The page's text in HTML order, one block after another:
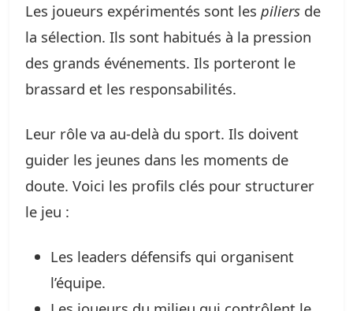
Les joueurs expérimentés sont les piliers de
la sélection. Ils sont habitués à la pression
des grands événements. Ils porteront le
brassard et les responsabilités.
Leur rôle va au-delà du sport. Ils doivent
guider les jeunes dans les moments de
doute. Voici les profils clés pour structurer
le jeu :
Les leaders défensifs qui organisent
l’équipe.